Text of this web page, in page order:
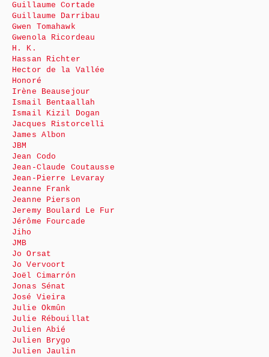
Guillaume Cortade
Guillaume Darribau
Gwen Tomahawk
Gwenola Ricordeau
H. K.
Hassan Richter
Hector de la Vallée
Honoré
Irène Beausejour
Ismail Bentaallah
Ismail Kizil Dogan
Jacques Ristorcelli
James Albon
JBM
Jean Codo
Jean-Claude Coutausse
Jean-Pierre Levaray
Jeanne Frank
Jeanne Pierson
Jeremy Boulard Le Fur
Jérôme Fourcade
Jiho
JMB
Jo Orsat
Jo Vervoort
Joël Cimarrón
Jonas Sénat
José Vieira
Julie Okmûn
Julie Rébouillat
Julien Abié
Julien Brygo
Julien Jaulin